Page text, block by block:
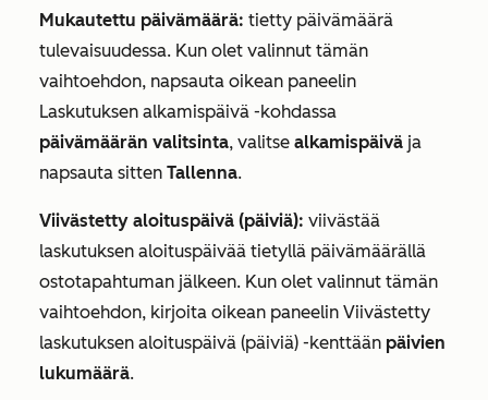
Mukautettu päivämäärä: tietty päivämäärä
tulevaisuudessa. Kun olet valinnut tämän
vaihtoehdon, napsauta oikean paneelin
Laskutuksen alkamispäivä -kohdassa
päivämäärän valitsinta, valitse alkamispäivä ja
napsauta sitten Tallenna.
Viivästetty aloituspäivä (päiviä): viivästää
laskutuksen aloituspäivää tietyllä päivämäärällä
ostotapahtuman jälkeen. Kun olet valinnut tämän
vaihtoehdon, kirjoita oikean paneelin Viivästetty
laskutuksen aloituspäivä (päiviä) -kenttään päivien
lukumäärä.